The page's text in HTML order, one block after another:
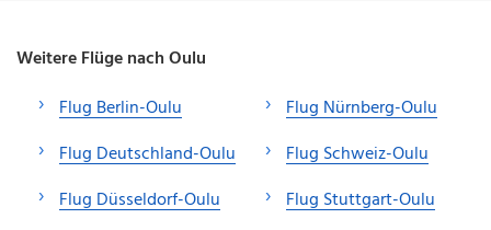
Weitere Flüge nach Oulu
Flug Berlin-Oulu
Flug Deutschland-Oulu
Flug Düsseldorf-Oulu
Flug Nürnberg-Oulu
Flug Schweiz-Oulu
Flug Stuttgart-Oulu